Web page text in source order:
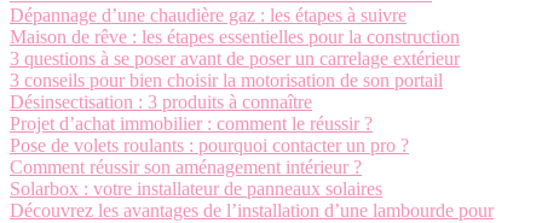
Dépannage d’une chaudière gaz : les étapes à suivre
Maison de rêve : les étapes essentielles pour la construction
3 questions à se poser avant de poser un carrelage extérieur
3 conseils pour bien choisir la motorisation de son portail
Désinsectisation : 3 produits à connaître
Projet d’achat immobilier : comment le réussir ?
Pose de volets roulants : pourquoi contacter un pro ?
Comment réussir son aménagement intérieur ?
Solarbox : votre installateur de panneaux solaires
Découvrez les avantages de l’installation d’une lambourde pour